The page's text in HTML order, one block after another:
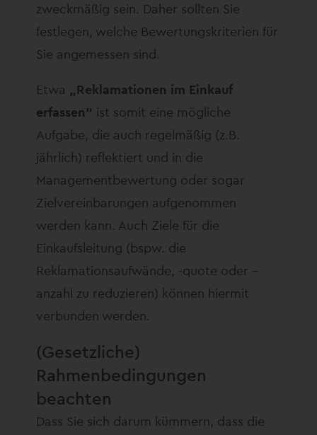
zweckmäßig sein. Daher sollten Sie
festlegen, welche Bewertungskriterien für
Sie angemessen sind.
Etwa „Reklamationen im Einkauf
erfassen“ ist somit eine mögliche
Aufgabe, die auch regelmäßig (z.B.
jährlich) reflektiert und in die
Managementbewertung oder sogar
Zielvereinbarungen aufgenommen
werden kann. Auch Ziele für die
Einkaufsleitung (bspw. die
Reklamationsaufwände, -quote oder –
anzahl zu reduzieren) können hiermit
verbunden werden.
(Gesetzliche)
Rahmenbedingungen
beachten
Dass Sie sich darum kümmern, dass die